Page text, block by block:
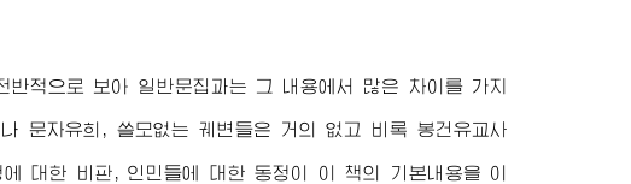
적으로 보아 일반문집과는 그 내용에서 많은 차이를 가지
문자유희, 쓸모없는 궤변들은 거의 없고 비록 봉건유교사
대한 비판, 인민들에 대한 동정이 이 책의 기본내용을 이